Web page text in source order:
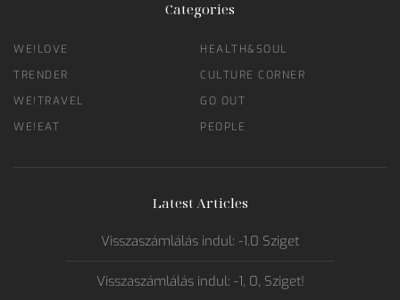
Categories
WE!LOVE
TRENDER
WE!TRAVEL
WE!EAT
HEALTH&SOUL
CULTURE CORNER
GO OUT
PEOPLE
Latest Articles
Visszaszámlálás indul: -1.0 Sziget
Visszaszámlálás indul: -1, 0, Sziget!